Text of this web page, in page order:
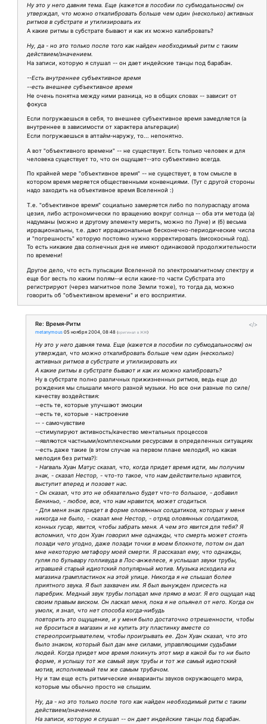
Ну это у него давняя тема. Еще (кажется в пособии по субмодальносям) он
утверждал, что можно откалибровать больше чем один (несколько) активных
ритмов в субстрате и утилизировать их
А какие ритмы в субстрате бывают и как их можно калибровать?
Ну, да - но это только после того как найден необходимый ритм с таким
действием/значением.
На записи, которую я слушал -- он дает индейские танцы под барабан.
--Есть внутреннее субъективное время
--есть внешнее субъективное время
Не очень понятна между ними разница, но в общих словах -- зависит от
фокуса
Если погружаешься в себя, то внешнее субъективное время замедляется (а
внутреннее в зависимости от характера альтерации)
Если погружаешься в аптайм-наружу, то... непонятно.
А вот "объективного времени" -- не существует. Есть только человек и для
человека существует то, что он ощущает--это субъективно всегда.
По крайней мере "объективное время" -- не существует, в том смысле в
котором время меряется общественными конвенциями. (Тут с другой стороны
надо заходить на объективное время Вселенной :)
Т.е. "объективное время" социально замеряется либо по полураспаду атома
цезия, либо астрономически по вращению вокруг солнца -- оба эти метода (а)
надуманы (можно и другому элементу мерить, можно по Луне) и (б) весьма
иррациональны, т.е. дают иррациональные бесконечно-периодические числа
и "погрешность" которую постояно нужно корректировать (високосный год).
То есть никакие два солнечных дня не имеют одинаковой продолжительности
по времени!
Другое дело, что есть пульсации Вселенной по электромагнитному спектру и
еще бог весть по каким полям--и если какие-то части Субстрата это
регистрируют (через магнитное поле Земли тоже), то тогда да, можно
говорить об "объективном времени" и его восприятии.
</>
Re: Время-Ритм
metanymous 05 ноября 2004, 08:48 (оригинал в ЖЖ)
Ну это у него давняя тема. Еще (кажется в пособии по субмодальносям) он
утверждал, что можно откалибровать больше чем один (несколько)
активных ритмов в субстрате и утилизировать их
А какие ритмы в субстрате бывают и как их можно калибровать?
Ну в субстрате полно различных прижизненных ритмов, ведь еще до
рождения мы слышали много разной музыки. Но все они разные по силе/
качеству воздействия:
--есть те, которые улучшают эмоции
--есть те, которые - настроение
-- - самочувствие
--стимулируют активность/качество ментальных процессов
--являются частными/комплексными ресурсами в определенных ситуациях
--есть даже такие (в этом случае на первом плане мелодиЯ, но какая
мелодия без ритма?):
- Нагваль Хуан Матус сказал, что, когда придет время идти, мы получим
знак, - сказал Нестор, - что-то такое, что нам действительно нравится,
выступит вперед и позовет нас.
- Он сказал, что это не обязательно будет что-то большое, - добавил
Бениньо, - любое, все, что нам нравится, может сгодиться.
- Для меня знак придет в форме оловянных солдатиков, которых у меня
никогда не было, - сказал мне Нестор, - отряд оловянных солдатиков,
конных гусар, явится, чтобы забрать меня. А чем это явится для тебя? Я
вспомнил, что дон Хуан говорил мне однажды, что смерть может стоять
позади чего угодно, даже позади точки в моем блокноте, потом он дал
мне некоторую метафору моей смерти. Я рассказал ему, что однажды,
гуляя по бульвару голливуда в Лос-анжелесе, я услышал звуки трубы,
игравшей старый идиотский популярный мотив. Музыка исходила из
магазина грампластинок на этой улице. Никогда я не слышал более
приятного звука. Я был захвачен им. Я был вынужден присесть на
паребрик. Медный звук трубы попадал мне прямо в мозг. Я его ощущал над
своим правым виском. Он ласкал меня, пока я не опьянел от него. Когда он
умолк, я знал, что нет способа когда-нибудь
повторить это ощущение, и у меня было достаточно отрешенности, чтобы
не броситься в магазин и не купить эту пластинку вместе со
стереопроигрывателем, чтобы проигрывать ее. Дон Хуан сказал, что это
было знаком, который был дан мне силами, управляющими судьбами
людей. Когда придет мое время покинуть этот мир в какой бы то ни было
форме, я услышу тот же самый звук трубы и тот же самый идиотский
мотив, исполняемый тем же самым трубачом.
Ну и там еще есть ритмические инварианты звуков окружающего мира,
которые мы обычно просто не слышим.
Ну, да - но это только после того как найден необходимый ритм с таким
действием/значением.
На записи, которую я слушал -- он дает индейские танцы под барабан.